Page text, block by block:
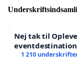
Nej tak til
lokalområde i
1 210